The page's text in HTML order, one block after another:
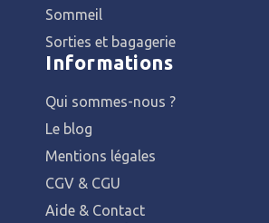
Sommeil
Sorties et bagagerie
Informations
Qui sommes-nous ?
Le blog
Mentions légales
CGV & CGU
Aide & Contact